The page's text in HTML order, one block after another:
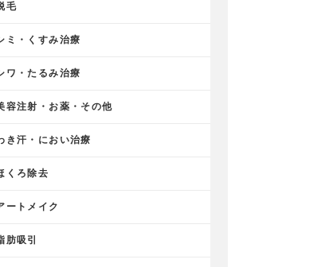
毛
ミ・くすみ治療
ワ・たるみ治療
容注射・お薬・その他
き汗・におい治療
くろ除去
ートメイク
肪吸引